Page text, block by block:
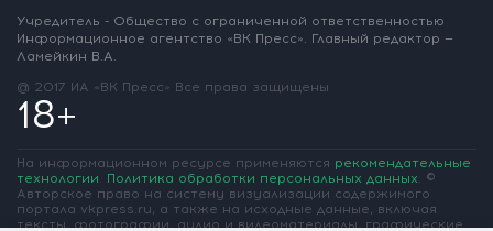
Учредитель - Общество с ограниченной ответственностью
Информационное агентство «ВК Пресс». Главный редактор —
Ламейкин В.А.
@ 2017 ИА «ВК Пресс» Все права защищены
18+
На информационном ресурсе применяются рекомендательные
технологии. Политика обработки персональных данных. ©
Авторское право на систему визуализации содержимого
портала vkpress.ru, а также на исходные данные, включая
тексты, фотографии, аудио и видеоматериалы, графические